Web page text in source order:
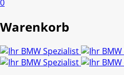
0
Warenkorb